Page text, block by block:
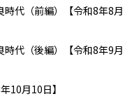
代（前編）【令和8年8月
代（後編）【令和8年9月
月10日】